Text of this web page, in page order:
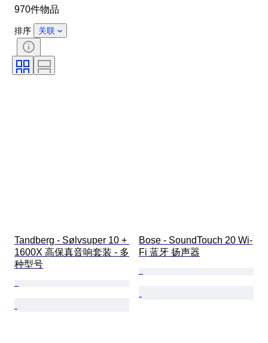
款式
时代
创作者
970件物品
排序 关联
Tandberg - Sølvsuper 10 +
1600X 高保真音响套装 - 多
种型号
Bose - SoundTouch 20 Wi-
Fi 蓝牙 扬声器